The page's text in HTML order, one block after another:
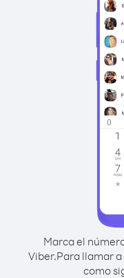
Marca el
Viber.Para llamar
como